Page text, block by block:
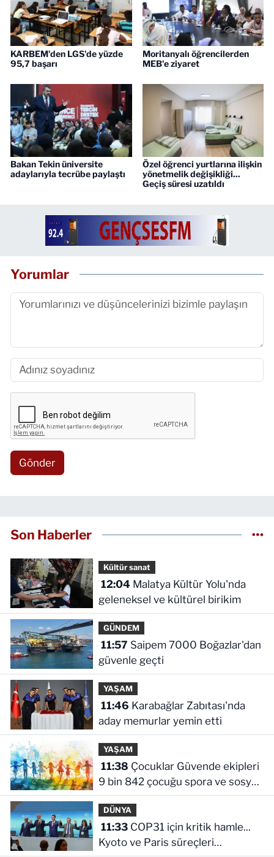
KARBEM'den LGS'de yüzde
95,7 başarı
Moritanyalı öğrencilerden
MEB'e ziyaret
Bakan Tekin üniversite
adaylarıyla tecrübe paylaştı
Özel öğrenci yurtlarına ilişkin
yönetmelik değişikliği...
Geçiş süresi uzatıldı
Yorumlar
Gönder
Son Haberler
Kültür sanat
12:04Malatya Kültür Yolu'nda
geleneksel ve kültürel birikim
GÜNDEM
11:57
güvenle geçti
YAŞAM
11:46
aday memurlar yemin etti
YAŞAM
11:38
9 bin 842 çocuğu spora ve sosyal
faaliyetlere yönlendirdi
DÜNYA
11:33COP31 için kritik hamle...
Kyoto ve Paris süreçleri